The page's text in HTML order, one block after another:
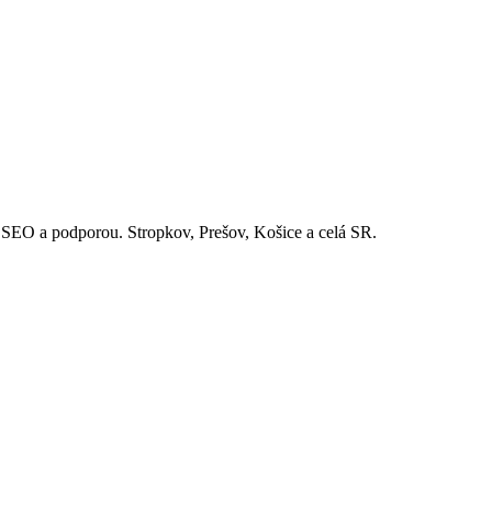
a podporou. Stropkov, Prešov, Košice a celá SR.